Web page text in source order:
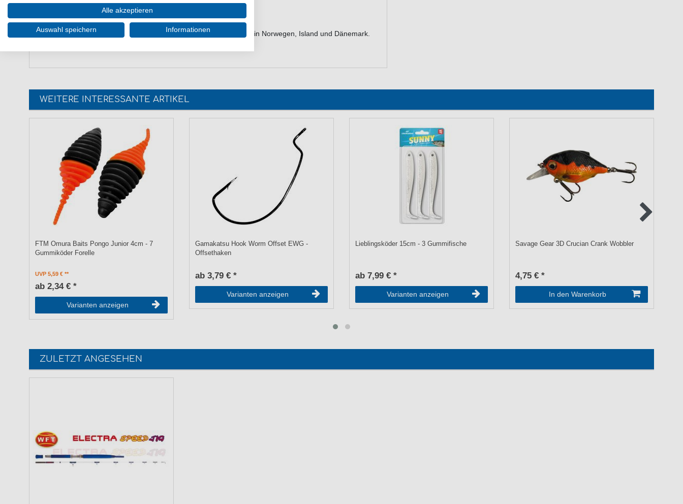
Schnurklasse: 50lbs
Transportgewicht: 570g
WFT ELECTRA SPEED JIG Bootsrute / Pilkrute zum Meeresangeln in Norwegen, Island und Dänemark.
WEITERE INTERESSANTE ARTIKEL
FTM Omura Baits Pongo Junior 4cm - 7
Gummiköder Forelle
UVP 5,59 €
ab 2,34 € *
Varianten anzeigen
Gamakatsu Hook Worm Offset EWG -
Offsethaken
ab 3,79 € *
Varianten anzeigen
Lieblingsköder 15cm - 3 Gummifische
ab 7,99 € *
Varianten anzeigen
Savage Gear 3D Crucian Crank Wobbler
4,75 € *
In den Warenkorb
ZULETZT ANGESEHEN
Alle akzeptieren
Auswahl speichern Informationen